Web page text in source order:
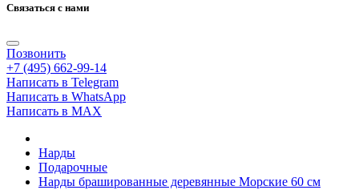
Связаться с нами
Позвонить
+7 (495) 662-99-14
Написать в Telegram
Написать в WhatsApp
Написать в MAX
Нарды
Подарочные
Нарды брашированные деревянные Морские 60 см